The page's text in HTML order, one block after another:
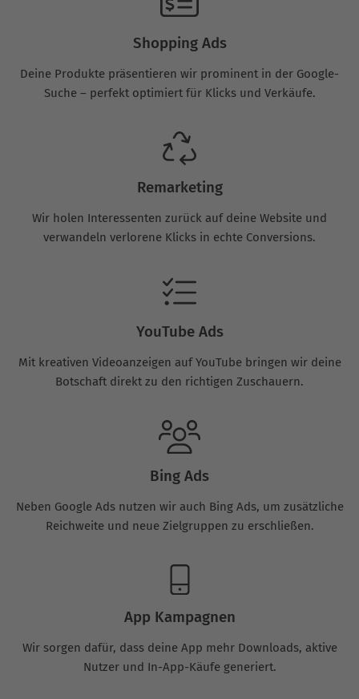
Shopping Ads
Deine Produkte präsentieren wir prominent in der Google-
Suche – perfekt optimiert für Klicks und Verkäufe.
Remarketing
Wir holen Interessenten zurück auf deine Website und
verwandeln verlorene Klicks in echte Conversions.
YouTube Ads
Mit kreativen Videoanzeigen auf YouTube bringen wir deine
Botschaft direkt zu den richtigen Zuschauern.
Bing Ads
Neben Google Ads nutzen wir auch Bing Ads, um zusätzliche
Reichweite und neue Zielgruppen zu erschließen.
App Kampagnen
Wir sorgen dafür, dass deine App mehr Downloads, aktive
Nutzer und In-App-Käufe generiert.